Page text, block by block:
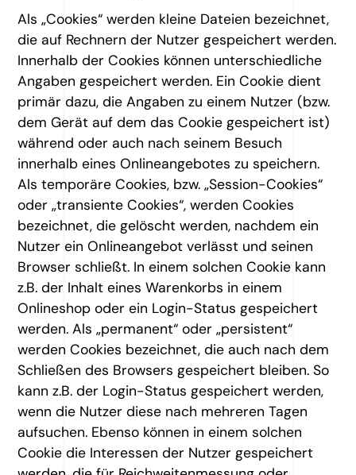
Als „Cookies“ werden kleine Dateien bezeichnet,
die auf Rechnern der Nutzer gespeichert werden.
Innerhalb der Cookies können unterschiedliche
Angaben gespeichert werden. Ein Cookie dient
primär dazu, die Angaben zu einem Nutzer (bzw.
dem Gerät auf dem das Cookie gespeichert ist)
während oder auch nach seinem Besuch
innerhalb eines Onlineangebotes zu speichern.
Als temporäre Cookies, bzw. „Session-Cookies“
oder „transiente Cookies“, werden Cookies
bezeichnet, die gelöscht werden, nachdem ein
Nutzer ein Onlineangebot verlässt und seinen
Browser schließt. In einem solchen Cookie kann
z.B. der Inhalt eines Warenkorbs in einem
Onlineshop oder ein Login-Status gespeichert
werden. Als „permanent“ oder „persistent“
werden Cookies bezeichnet, die auch nach dem
Schließen des Browsers gespeichert bleiben. So
kann z.B. der Login-Status gespeichert werden,
wenn die Nutzer diese nach mehreren Tagen
aufsuchen. Ebenso können in einem solchen
Cookie die Interessen der Nutzer gespeichert